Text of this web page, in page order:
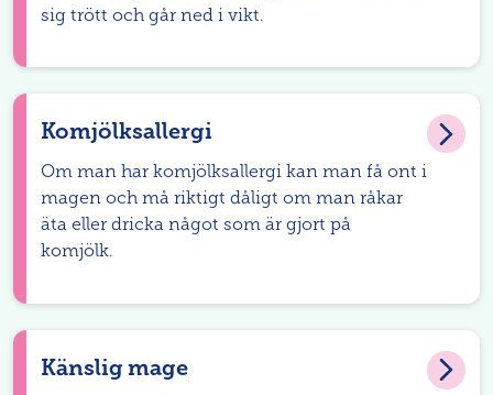
sig trött och går ned i vikt.
Komjölksallergi
Om man har komjölksallergi kan man få ont i
magen och må riktigt dåligt om man råkar
äta eller dricka något som är gjort på
komjölk.
Känslig mage